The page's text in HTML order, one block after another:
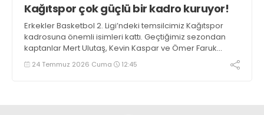
Kağıtspor çok güçlü bir kadro kuruyor!
Erkekler Basketbol 2. Ligi’ndeki temsilcimiz Kağıtspor
kadrosuna önemli isimleri kattı. Geçtiğimiz sezondan
kaptanlar Mert Ulutaş, Kevin Kaspar ve Ömer Faruk
Ermat ile yola devam edildi. Takıma 3 oyuncu daha
eklenecek.
24 Temmuz 2026 Cuma 12:45